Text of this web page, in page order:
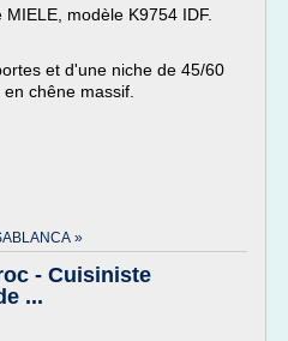
modèle K9754 IDF.
et d'une niche de 45/60
chêne massif.
»
- Cuisiniste
...